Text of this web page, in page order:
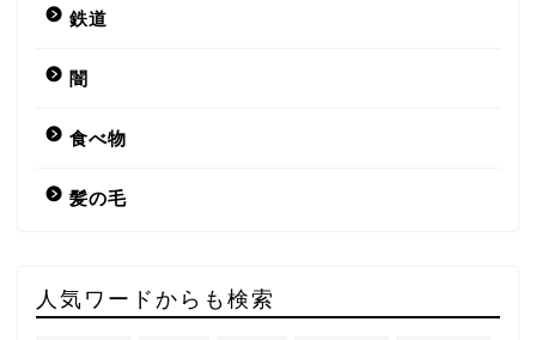
鉄道
闇
食べ物
髪の毛
人気ワードからも検索